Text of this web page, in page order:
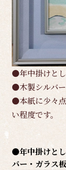
●年中掛けとし
●木製シルバ
●本紙に少々
い程度です。
●年中掛けと
バー・ガラス板